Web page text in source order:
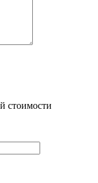
стоимости